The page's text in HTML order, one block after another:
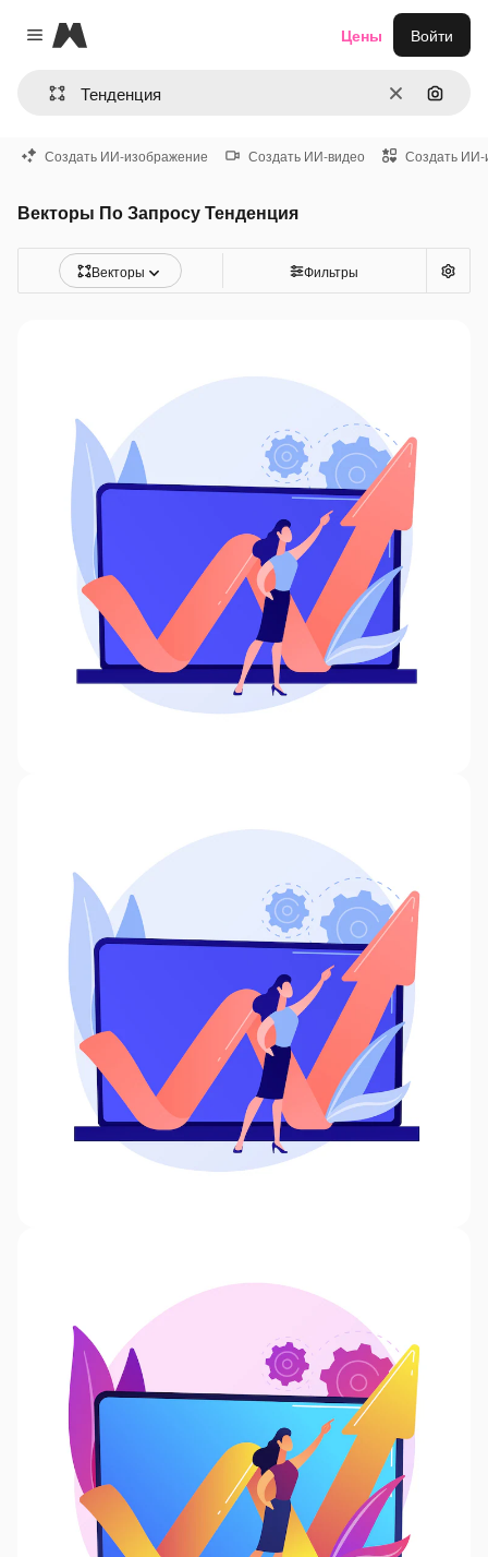
Close menu
Magnific
ОчиститьПоиск
Цены Войти
Создать ИИ-изображение Создать ИИ-видео Создать ИИ-
Векторы По Запросу Тенденция
Векторы Фильтры